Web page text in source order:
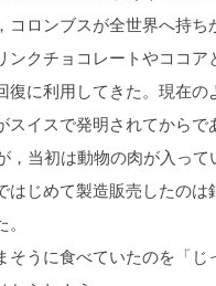
ロンブスが全世界へ持ち
ンクチョコレートやココ
復に利用してきた。現在
スイスで発明されてからで
当初は動物の肉が入っ
はじめて製造販売したの
うに食べていたのを「じ